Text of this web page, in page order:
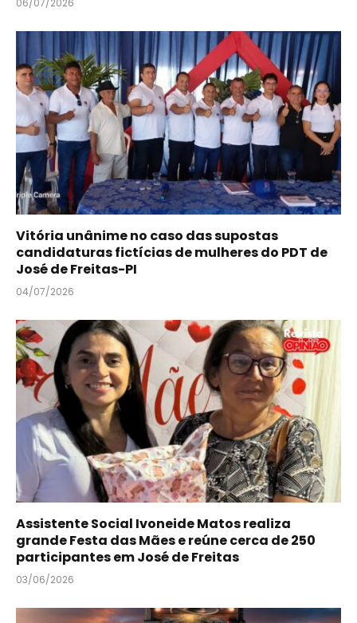
06/07/2026
Vitória unânime no caso das supostas
candidaturas fictícias de mulheres do PDT de
José de Freitas-PI
04/07/2026
Assistente Social Ivoneide Matos realiza
grande Festa das Mães e reúne cerca de 250
participantes em José de Freitas
03/06/2026